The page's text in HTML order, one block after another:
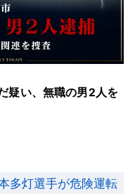
疑い、無職の男2人を